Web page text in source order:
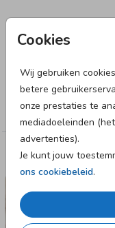
Cookies
Wij gebruiken
betere
onze prestaties te
mediadoeleinden
advertenties).
Je kunt jouw
ons cookiebeleid.
Collectie
Meisje
Deze designs